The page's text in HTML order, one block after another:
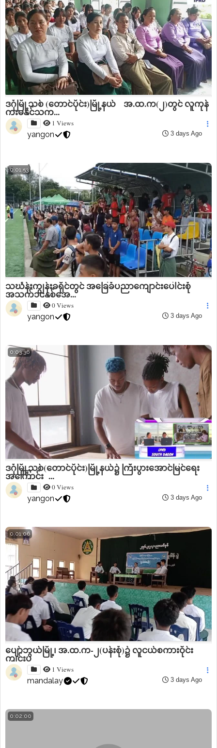
ဒဂုံမြို့သစ် (တောင်ပိုင်း)မြို့နယ် အ.ထ.က(၂)တွင် လူကုန်
ကူးမှုနှင့်သက...
1 Views
yangon 3 days Ago
0:01:53
သင်္ဃန်းကျွန်းခရိုင်တွင် အခြေခံပညာကျောင်းပေါင်းစုံ
အသက်၁၄နှစ်အေ...
0 Views
yangon 3 days Ago
0:03:36
ဒဂုံမြို့သစ်(တောင်ပိုင်း)မြို့နယ်၌ ကြီးပွားအောင်မြင်ရေး
အကြောင်း ...
0 Views
yangon 3 days Ago
0:01:06
ပျော်ဘွယ်မြို့၊ အ.ထ.က-၂(ပန်းစုံ)၌ လူငယ်စကားဝိုင်း
ကျင်းပ
1 Views
mandalay 3 days Ago
0:02:00